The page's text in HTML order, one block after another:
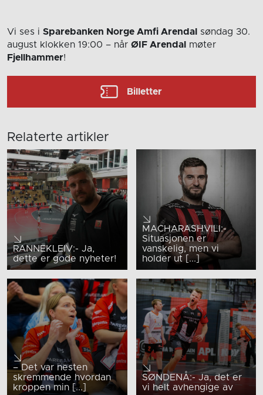
Vi ses i Sparebanken Norge Amfi Arendal
søndag 30.
august klokken 19:00 – når ØIF Arendal
møter
Fjellhammer!
Billetter
Relaterte artikler
RANNEKLEIV:- Ja,
dette er gode nyheter!
MACHARASHVILI:-
Situasjonen er
vanskelig, men vi
holder ut [...]
– Det var nesten
skremmende hvordan
kroppen min [...]
SØNDENÅ:- Ja, det er
vi helt avhengige av